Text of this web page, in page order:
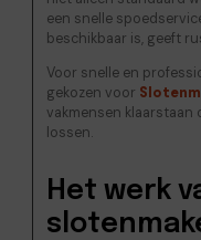
een snelle
beschikbaar is, geeft
Voor snelle en
gekozen voor
vakmensen klaarstaan
lossen.
Het werk